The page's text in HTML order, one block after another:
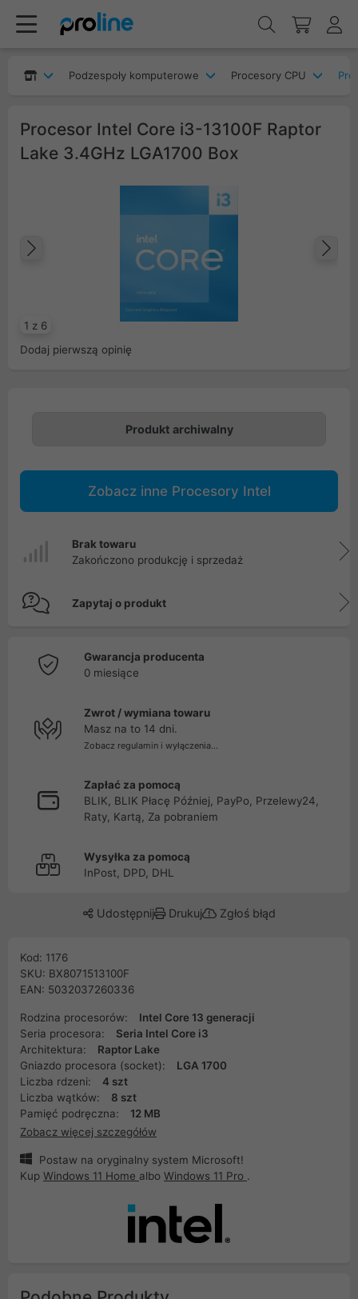
Podzespoły komputerowe Procesory CPU
Procesor Intel Core i3-13100F Raptor
Lake 3.4GHz LGA1700 Box
1 z 6
Poprzedni
Dodaj pierwszą opinię
Produkt archiwalny
Zobacz inne Procesory Intel
Brak towaru
Zakończono produkcję i sprzedaż
Zapytaj o produkt
Gwarancja producenta
0 miesiące
Zwrot / wymiana towaru
Masz na to 14 dni.
Zobacz regulamin i wyłączenia...
Zapłać za pomocą
BLIK, BLIK Płacę Później, PayPo, Przelewy24,
Raty, Kartą, Za pobraniem
Wysyłka za pomocą
InPost, DPD, DHL
Udostępnij Drukuj Zgłoś błąd
Kod: 1176
SKU: BX8071513100F
EAN: 5032037260336
Rodzina procesorów:
Intel Core 13 generacji
Seria procesora:
Seria Intel Core i3
Architektura:
Raptor Lake
Gniazdo procesora (socket):
LGA 1700
Liczba rdzeni:
4 szt
Liczba wątków:
8 szt
Pamięć podręczna:
12 MB
Zobacz więcej szczegółów
Postaw na oryginalny system Microsoft!
Kup Windows 11 Home albo Windows 11 Pro .